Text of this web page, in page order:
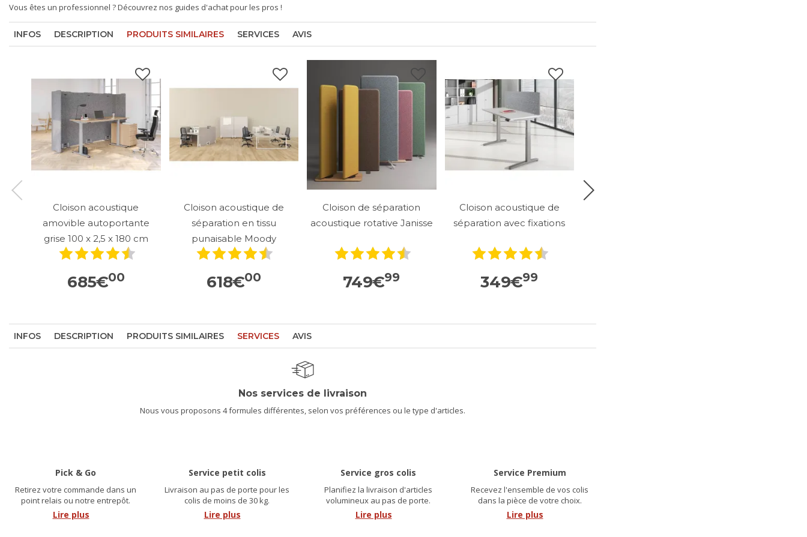
Vous êtes un professionnel ? Découvrez nos guides d'achat pour les pros !
INFOS DESCRIPTION PRODUITS SIMILAIRES SERVICES AVIS
Cloison acoustique
amovible autoportante
grise 100 x 2,5 x 180 cm
685€00
Cloison acoustique de
séparation en tissu
punaisable Moody
618€00
Cloison de séparation
acoustique rotative Janisse
749€99
Cloison acoustique de
séparation avec fixations
349€99
INFOS DESCRIPTION PRODUITS SIMILAIRES SERVICES AVIS
Nos services de livraison
Nous vous proposons 4 formules différentes, selon vos préférences ou le type d'articles.
Pick & Go
Retirez votre commande dans un
point relais ou notre entrepôt.
Lire plus
Service petit colis
Livraison au pas de porte pour les
colis de moins de 30 kg.
Lire plus
Service gros colis
Planifiez la livraison d'articles
volumineux au pas de porte.
Lire plus
Service Premium
Recevez l'ensemble de vos colis
dans la pièce de votre choix.
Lire plus